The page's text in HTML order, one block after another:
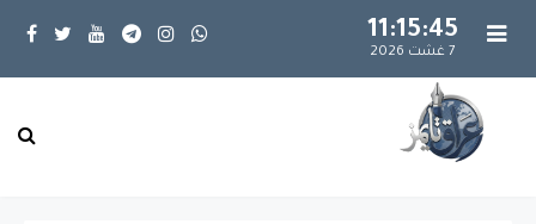
11:15:45
7 غشت 2026